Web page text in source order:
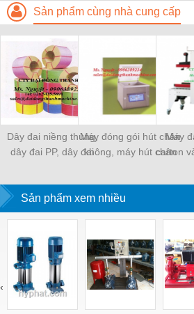
Sản phẩm cùng nhà cung cấp
Dây đai niềng thùng,
dây đai PP, dây đai
Máy đóng gói hút chân
không, máy hút chân
Máy
carton
Sản phẩm xem nhiều
‹